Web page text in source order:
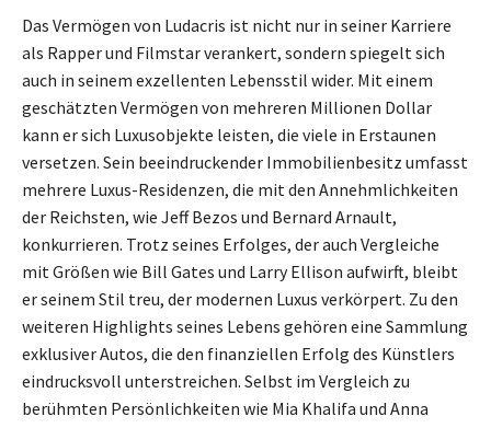
Das Vermögen von Ludacris ist nicht nur in seiner Karriere
als Rapper und Filmstar verankert, sondern spiegelt sich
auch in seinem exzellenten Lebensstil wider. Mit einem
geschätzten Vermögen von mehreren Millionen Dollar
kann er sich Luxusobjekte leisten, die viele in Erstaunen
versetzen. Sein beeindruckender Immobilienbesitz umfasst
mehrere Luxus-Residenzen, die mit den Annehmlichkeiten
der Reichsten, wie Jeff Bezos und Bernard Arnault,
konkurrieren. Trotz seines Erfolges, der auch Vergleiche
mit Größen wie Bill Gates und Larry Ellison aufwirft, bleibt
er seinem Stil treu, der modernen Luxus verkörpert. Zu den
weiteren Highlights seines Lebens gehören eine Sammlung
exklusiver Autos, die den finanziellen Erfolg des Künstlers
eindrucksvoll unterstreichen. Selbst im Vergleich zu
berühmten Persönlichkeiten wie Mia Khalifa und Anna